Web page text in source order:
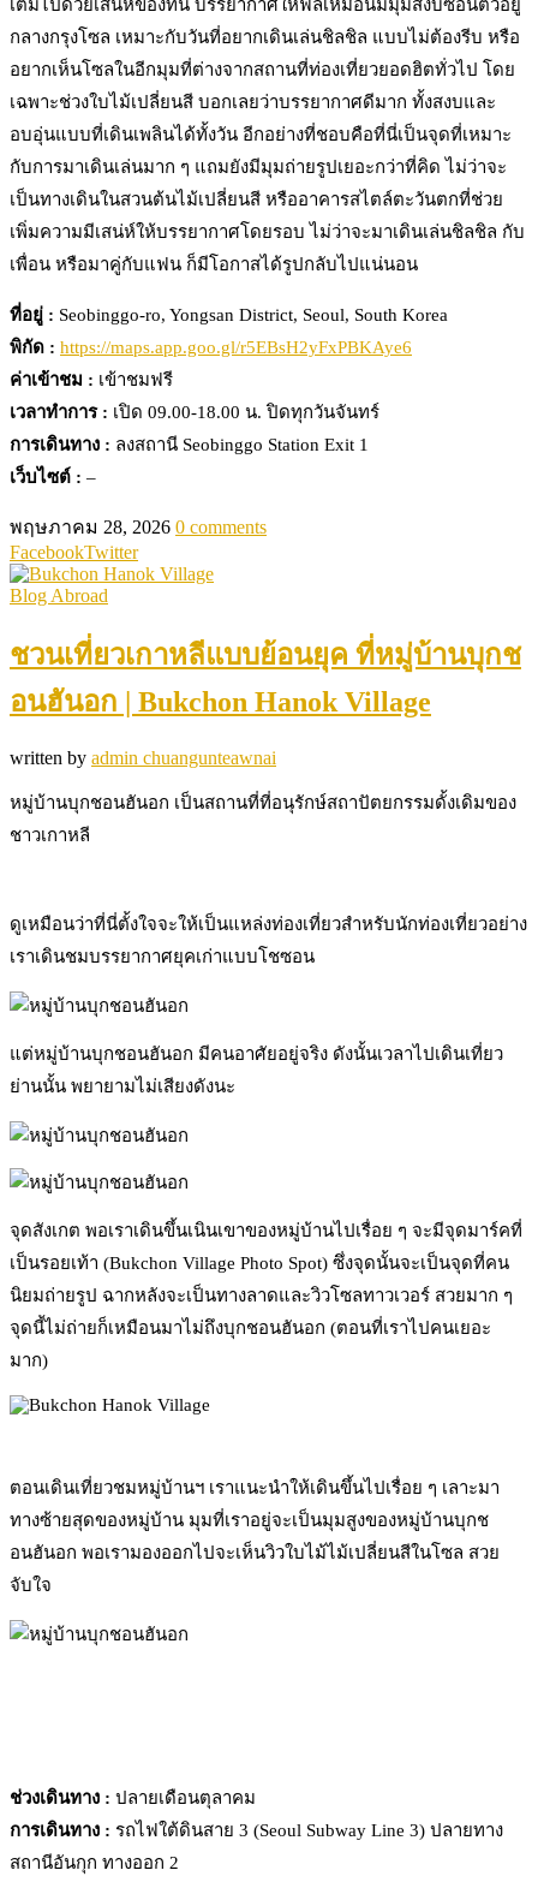
เต็มไปด้วยเสน่ห์ของที่นี่ บรรยากาศให้ฟีลเหมือนมีมุมสงบซ่อนตัวอยู่
กลางกรุงโซล เหมาะกับวันที่อยากเดินเล่นชิลชิล แบบไม่ต้องรีบ หรือ
อยากเห็นโซลในอีกมุมที่ต่างจากสถานที่ท่องเที่ยวยอดฮิตทั่วไป โดย
เฉพาะช่วงใบไม้เปลี่ยนสี บอกเลยว่าบรรยากาศดีมาก ทั้งสงบและ
อบอุ่นแบบที่เดินเพลินได้ทั้งวัน อีกอย่างที่ชอบคือที่นี่เป็นจุดที่เหมาะ
กับการมาเดินเล่นมาก ๆ แถมยังมีมุมถ่ายรูปเยอะกว่าที่คิด ไม่ว่าจะ
เป็นทางเดินในสวนต้นไม้เปลี่ยนสี หรืออาคารสไตล์ตะวันตกที่ช่วย
เพิ่มความมีเสน่ห์ให้บรรยากาศโดยรอบ ไม่ว่าจะมาเดินเล่นชิลชิล กับ
เพื่อน หรือมาคู่กับแฟน ก็มีโอกาสได้รูปกลับไปแน่นอน
ที่อยู่ : Seobinggo-ro, Yongsan District, Seoul, South Korea
พิกัด : https://maps.app.goo.gl/r5EBsH2yFxPBKAye6
ค่าเข้าชม : เข้าชมฟรี
เวลาทำการ : เปิด 09.00-18.00 น. ปิดทุกวันจันทร์
การเดินทาง : ลงสถานี Seobinggo Station Exit 1
เว็บไซต์ : –
พฤษภาคม 28, 2026 0 comments
FacebookTwitter
Blog Abroad
ชวนเที่ยวเกาหลีแบบย้อนยุค ที่หมู่บ้านบุกช
อนฮันอก | Bukchon Hanok Village
written by admin chuangunteawnai
หมู่บ้านบุกชอนฮันอก เป็นสถานที่ที่อนุรักษ์สถาปัตยกรรมดั้งเดิมของ
ชาวเกาหลี
ดูเหมือนว่าที่นี่ตั้งใจจะให้เป็นแหล่งท่องเที่ยวสำหรับนักท่องเที่ยวอย่าง
เราเดินชมบรรยากาศยุคเก่าแบบโชซอน
แต่หมู่บ้านบุกชอนฮันอก มีคนอาศัยอยู่จริง ดังนั้นเวลาไปเดินเที่ยว
ย่านนั้น พยายามไม่เสียงดังนะ
จุดสังเกต พอเราเดินขึ้นเนินเขาของหมู่บ้านไปเรื่อย ๆ จะมีจุดมาร์คที่
เป็นรอยเท้า (Bukchon Village Photo Spot) ซึ่งจุดนั้นจะเป็นจุดที่คน
นิยมถ่ายรูป ฉากหลังจะเป็นทางลาดและวิวโซลทาวเวอร์ สวยมาก ๆ
จุดนี้ไม่ถ่ายก็เหมือนมาไม่ถึงบุกชอนฮันอก (ตอนที่เราไปคนเยอะ
มาก)
ตอนเดินเที่ยวชมหมู่บ้านฯ เราแนะนำให้เดินขึ้นไปเรื่อย ๆ เลาะมา
ทางซ้ายสุดของหมู่บ้าน มุมที่เราอยู่จะเป็นมุมสูงของหมู่บ้านบุกช
อนฮันอก พอเรามองออกไปจะเห็นวิวใบไม้ไม้เปลี่ยนสีในโซล สวย
จับใจ
ช่วงเดินทาง : ปลายเดือนตุลาคม
การเดินทาง : รถไฟใต้ดินสาย 3 (Seoul Subway Line 3) ปลายทาง
สถานีอันกุก ทางออก 2